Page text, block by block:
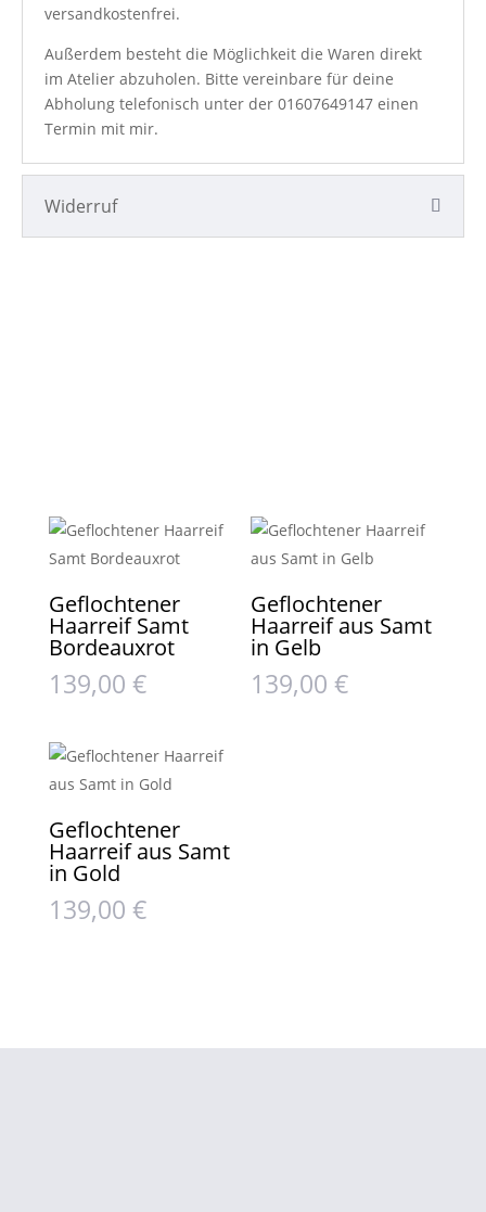
versandkostenfrei.
Außerdem besteht die Möglichkeit die Waren direkt
im Atelier abzuholen. Bitte vereinbare für deine
Abholung telefonisch unter der 01607649147 einen
Termin mit mir.
Widerruf
Geflochtener
Haarreif Samt
Bordeauxrot
139,00 €
Geflochtener
Haarreif aus Samt
in Gelb
139,00€
Geflochtener
Haarreif aus Samt
in Gold
139,00 €